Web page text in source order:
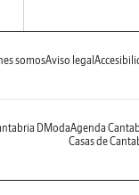
somosAviso legal
DModaAgenda
Casas de